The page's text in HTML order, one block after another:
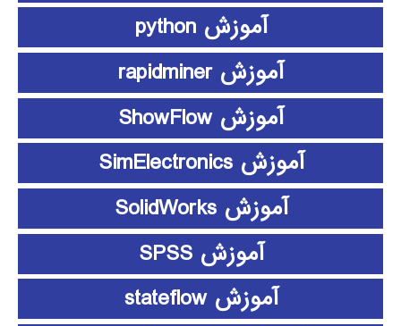
آموزش python
آموزش rapidminer
آموزش ShowFlow
آموزش SimElectronics
آموزش SolidWorks
آموزش SPSS
آموزش stateflow